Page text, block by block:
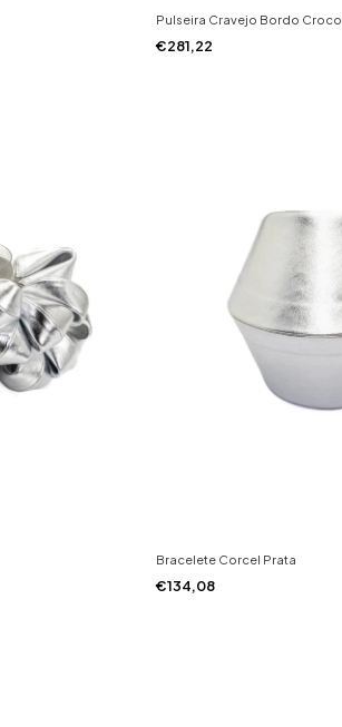
Pulseira Cravejo Bordo Croco
€281,22
Bracelete Corcel Prata
€134,08